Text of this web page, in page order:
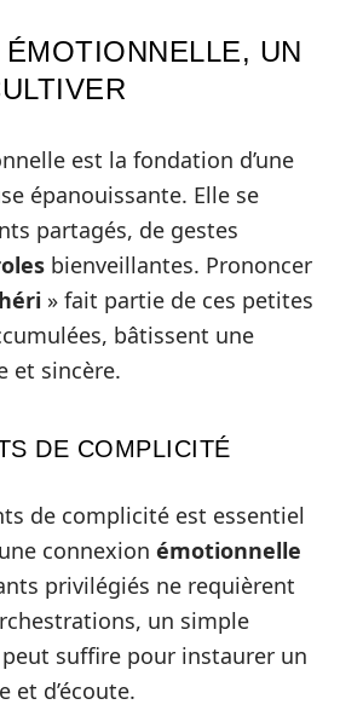
ÉMOTIONNELLE, UN
est la fondation d’une
épanouissante. Elle se
partagés, de gestes
bienveillantes. Prononcer
» fait partie de ces petites
bâtissent une
et sincère.
DE COMPLICITÉ
de complicité est essentiel
connexion émotionnelle
privilégiés ne requièrent
un simple
suffire pour instaurer un
et d’écoute.